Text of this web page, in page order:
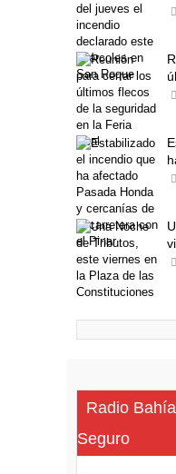
Radio
Seguro